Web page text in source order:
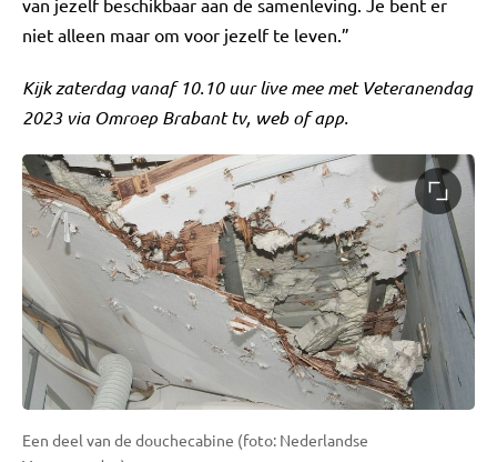
van jezelf beschikbaar aan de samenleving. Je bent er
niet alleen maar om voor jezelf te leven.”
Kijk zaterdag vanaf 10.10 uur live mee met Veteranendag
2023 via Omroep Brabant tv, web of app.
Een deel van de douchecabine (foto: Nederlandse